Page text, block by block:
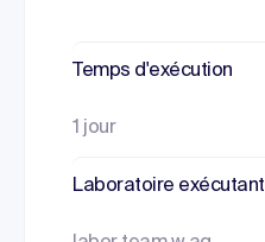
Temps d'exécution
1 jour
Laboratoire exécutant